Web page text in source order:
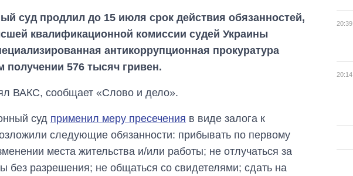
суд продлил до 15 июля срок действия обязанностей,
квалификационной комиссии судей Украины
антикоррупционная прокуратура
получении 576 тысяч гривен.
ВАКС, сообщает «Слово и дело».
суд применил меру пресечения в виде залога к
следующие обязанности: прибывать по первому
места жительства и/или работы; не отлучаться за
без разрешения; не общаться со свидетелями; сдать на
20:39
20:14